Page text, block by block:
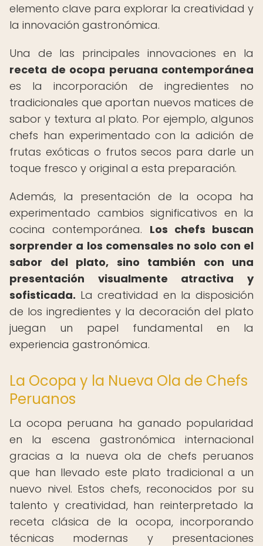
elemento clave para explorar la creatividad y
la innovación gastronómica.
Una de las principales innovaciones en la
receta de ocopa peruana contemporánea
es la incorporación de ingredientes no
tradicionales que aportan nuevos matices de
sabor y textura al plato. Por ejemplo, algunos
chefs han experimentado con la adición de
frutas exóticas o frutos secos para darle un
toque fresco y original a esta preparación.
Además, la presentación de la ocopa ha
experimentado cambios significativos en la
cocina contemporánea. Los chefs buscan
sorprender a los comensales no solo con el
sabor del plato, sino también con una
presentación visualmente atractiva y
sofisticada. La creatividad en la disposición
de los ingredientes y la decoración del plato
juegan un papel fundamental en la
experiencia gastronómica.
La Ocopa y la Nueva Ola de Chefs
Peruanos
La ocopa peruana ha ganado popularidad
en la escena gastronómica internacional
gracias a la nueva ola de chefs peruanos
que han llevado este plato tradicional a un
nuevo nivel. Estos chefs, reconocidos por su
talento y creatividad, han reinterpretado la
receta clásica de la ocopa, incorporando
técnicas modernas y presentaciones